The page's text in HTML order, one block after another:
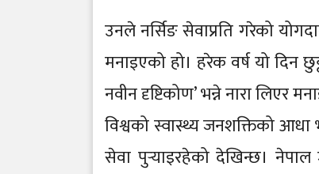
उनले नर्सिङ सेवाप्रति गरेको
मनाइएको हो। हरेक वर्ष यो दिन
नवीन दृष्टिकोण’ भन्ने नारा लिएर
विश्वको स्वास्थ्य जनशक्तिको आधा
सेवा पुर्‍याइरहेको देखिन्छ। नेपाल